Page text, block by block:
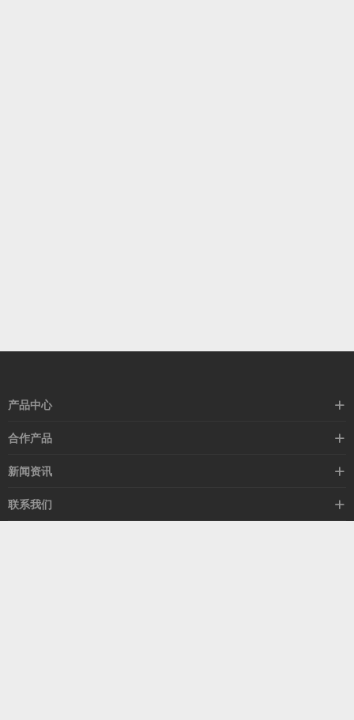
产品中心
高速线缆
以太网交换机
合作产品
希捷硬盘
新闻资讯
行业动态
技术视角
联系我们